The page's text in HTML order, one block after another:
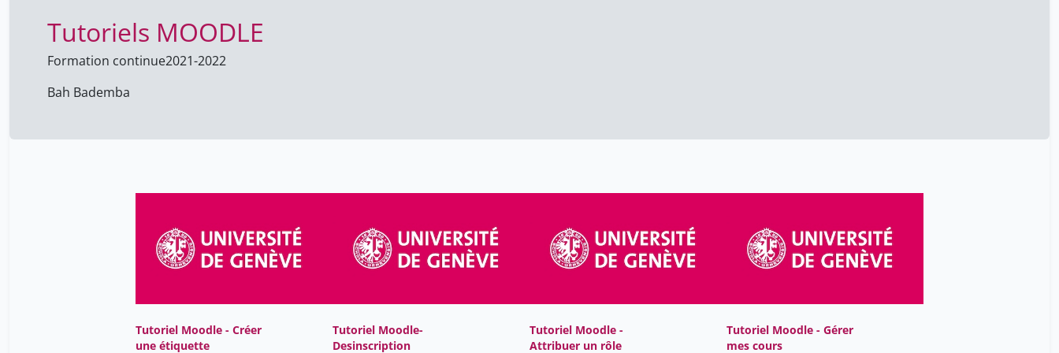
Tutoriels MOODLE
Formation continue2021-2022
Bah Bademba
Tutoriel Moodle - Créer
une étiquette
Tutoriel Moodle-
Desinscription
Tutoriel Moodle -
Attribuer un rôle
Tutoriel Moodle - Gérer
mes cours